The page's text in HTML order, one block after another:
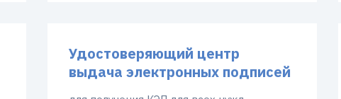
Удостоверяющий центр
выдача электронных подписей